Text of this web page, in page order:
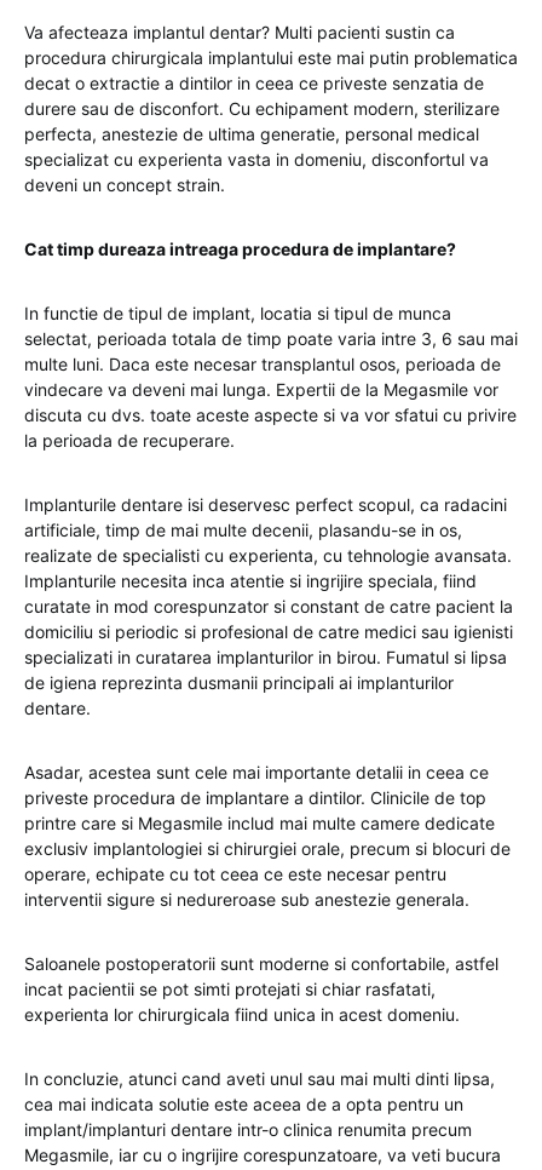
Va afecteaza implantul dentar? Multi pacienti sustin ca
procedura chirurgicala implantului este mai putin problematica
decat o extractie a dintilor in ceea ce priveste senzatia de
durere sau de disconfort. Cu echipament modern, sterilizare
perfecta, anestezie de ultima generatie, personal medical
specializat cu experienta vasta in domeniu, disconfortul va
deveni un concept strain.
Cat timp dureaza intreaga procedura de implantare?
In functie de tipul de implant, locatia si tipul de munca
selectat, perioada totala de timp poate varia intre 3, 6 sau mai
multe luni. Daca este necesar transplantul osos, perioada de
vindecare va deveni mai lunga. Expertii de la Megasmile vor
discuta cu dvs. toate aceste aspecte si va vor sfatui cu privire
la perioada de recuperare.
Implanturile dentare isi deservesc perfect scopul, ca radacini
artificiale, timp de mai multe decenii, plasandu-se in os,
realizate de specialisti cu experienta, cu tehnologie avansata.
Implanturile necesita inca atentie si ingrijire speciala, fiind
curatate in mod corespunzator si constant de catre pacient la
domiciliu si periodic si profesional de catre medici sau igienisti
specializati in curatarea implanturilor in birou. Fumatul si lipsa
de igiena reprezinta dusmanii principali ai implanturilor
dentare.
Asadar, acestea sunt cele mai importante detalii in ceea ce
priveste procedura de implantare a dintilor. Clinicile de top
printre care si Megasmile includ mai multe camere dedicate
exclusiv implantologiei si chirurgiei orale, precum si blocuri de
operare, echipate cu tot ceea ce este necesar pentru
interventii sigure si nedureroase sub anestezie generala.
Saloanele postoperatorii sunt moderne si confortabile, astfel
incat pacientii se pot simti protejati si chiar rasfatati,
experienta lor chirurgicala fiind unica in acest domeniu.
In concluzie, atunci cand aveti unul sau mai multi dinti lipsa,
cea mai indicata solutie este aceea de a opta pentru un
implant/implanturi dentare intr-o clinica renumita precum
Megasmile, iar cu o ingrijire corespunzatoare, va veti bucura